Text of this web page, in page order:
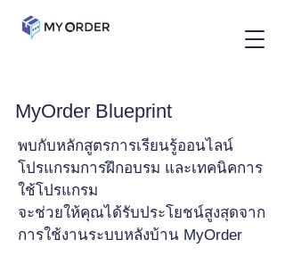
MyOrder Blueprint
พบกับหลักสูตรการเรียนรู้ออนไลน์
โปรแกรมการฝึกอบรม และเทคนิคการ
ใช้โปรแกรม
จะช่วยให้คุณได้รับประโยชน์สูงสุดจาก
การใช้งานระบบหลังบ้าน MyOrder